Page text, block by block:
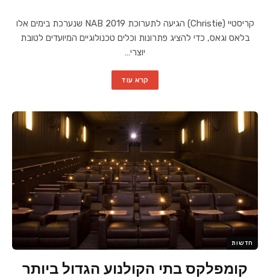
קריסטיי (Christie) הגיעה לתערוכת NAB 2019 שנערכת בימים אלו
בלאס וגאס, כדי להציג פתרונות וכלים טכנולוגיים המיועדים לטובת
יוצרי…
קרא עוד
חדשות
קומפלקס בתי הקולנוע הגדול ביותר